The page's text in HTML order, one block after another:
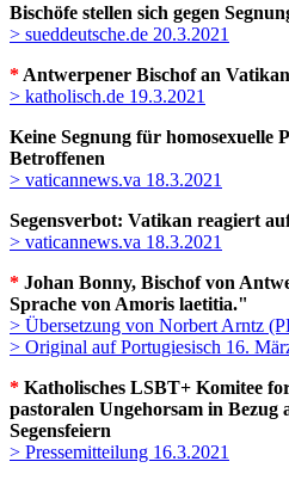
Bischöfe stellen sich gegen
> sueddeutsche.de 20.3.2021
* Antwerpener Bischof an
> katholisch.de 19.3.2021
Keine Segnung für homosexuelle
Betroffenen
> vaticannews.va 18.3.2021
Segensverbot: Vatikan reagiert
> vaticannews.va 18.3.2021
* Johan Bonny, Bischof von
Sprache von Amoris laetitia."
> Übersetzung von Norbert Arntz
> Original auf Portugiesisch 16.
* Katholisches LSBT+ Komitee
pastoralen Ungehorsam in Bezug
Segensfeiern
> Pressemitteilung 16.3.2021